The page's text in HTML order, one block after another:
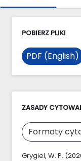
POBIERZ PLIKI
PDF (English)
ZASADY
Formaty
Grygiel, W. P.